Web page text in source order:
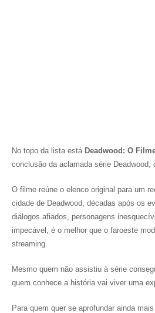
No topo da lista está Deadwood: O
conclusão da aclamada série Deadwood,
O filme reúne o elenco original para um
cidade de Deadwood, décadas após os
diálogos afiados, personagens
impecável, é o melhor que o faroeste
streaming.
Mesmo quem não assistiu à série
quem conhece a história vai viver uma
Para quem quer se aprofundar ainda